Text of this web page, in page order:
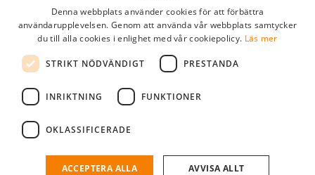
Lösenord
kom ihåg mig
logga in
Kostnadsfri företagsprofil
och söka efter passande kandidater till ditt företag.
Denna webbplats använder cookies för att förbättra
användarupplevelsen. Genom att använda vår webbplats samtycker
du till alla cookies i enlighet med vår cookiepolicy. Läs mer
STRIKT NÖDVÄNDIGT PRESTANDA
INRIKTNING FUNKTIONER
OKLASSIFICERADE
ACCEPTERA ALLA AVVISA ALLT